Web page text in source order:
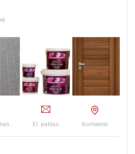
Šilalės raj. Šilutės raj.
Tauragės raj. Telšių raj.
Utenos raj. Varėnos raj.
Visagino sav. Zarasų raj.
El. paštas Kontaktai